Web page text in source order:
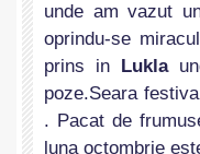
unde am vazut
oprindu-se
prins in Lukla
poze.Seara
. Pacat de
luna octombrie